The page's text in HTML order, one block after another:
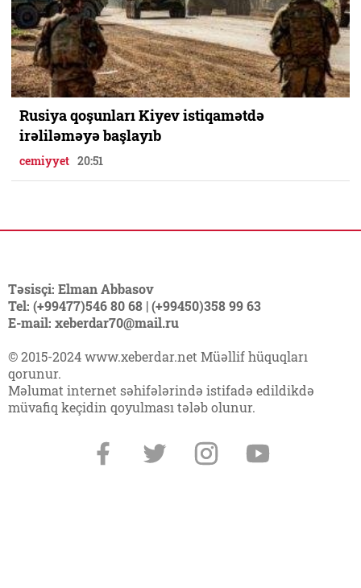
Rusiya qoşunları Kiyev istiqamətdə
irəliləməyə başlayıb
cemiyyet 20:51
Təsisçi: Elman Abbasov
Tel: (+99477)546 80 68 | (+99450)358 99 63
E-mail: xeberdar70@mail.ru
© 2015-2024 www.xeberdar.net Müəllif hüquqları
qorunur.
Məlumat internet səhifələrində istifadə edildikdə
müvafiq keçidin qoyulması tələb olunur.